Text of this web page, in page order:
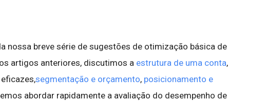
nossa breve série de sugestões de otimização básica de
artigos anteriores, discutimos a estrutura de uma conta,
segmentação e orçamento, posicionamento e
abordar rapidamente a avaliação do desempenho de